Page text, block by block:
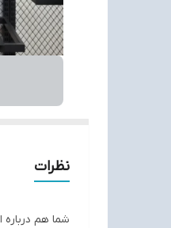
نظرات
شما هم